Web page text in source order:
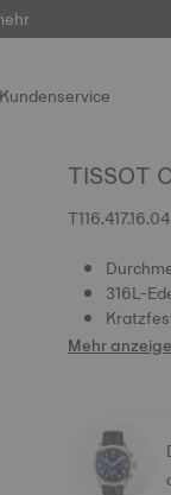
Kundenservice
TISSOT
316L-
Mehr